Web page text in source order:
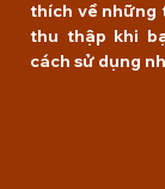
thích về những
thu thập khi
cách sử dụng